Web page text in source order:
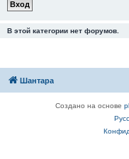
В этой категории нет форумов.
Шантара
Создано на основе